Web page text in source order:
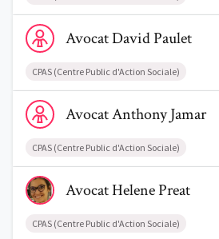
Voir le profil de AvocatDavid Paulet
AvocatDavidPaulet
CPAS (Centre Public d'Action Sociale)
Voir le profil de AvocatAnthony Jamar
AvocatAnthonyJamar
CPAS (Centre Public d'Action Sociale)
Voir le profil de AvocatHelene Preat
AvocatHelenePreat
CPAS (Centre Public d'Action Sociale)